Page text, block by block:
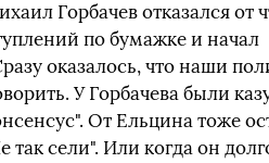
Горбачев отказался от
по бумажке и начал
оказалось, что наши
У Горбачева были
От Ельцина тоже
сели". Или когда он